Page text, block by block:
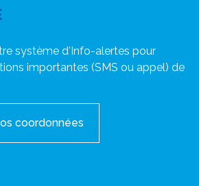
système d'Info-alertes pour
importantes (SMS ou appel) de
coordonnées